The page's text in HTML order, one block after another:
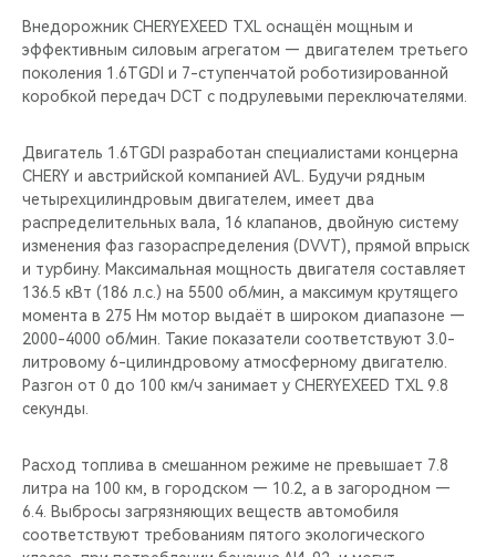
Внедорожник CHERYEXEED TXL оснащён мощным и
эффективным силовым агрегатом — двигателем третьего
поколения 1.6TGDI и 7-ступенчатой роботизированной
коробкой передач DCT с подрулевыми переключателями.
Двигатель 1.6TGDI разработан специалистами концерна
CHERY и австрийской компанией AVL. Будучи рядным
четырехцилиндровым двигателем, имеет два
распределительных вала, 16 клапанов, двойную систему
изменения фаз газораспределения (DVVT), прямой впрыск
и турбину. Максимальная мощность двигателя составляет
136.5 кВт (186 л.с.) на 5500 об/мин, а максимум крутящего
момента в 275 Нм мотор выдаёт в широком диапазоне —
2000-4000 об/мин. Такие показатели соответствуют 3.0-
литровому 6-цилиндровому атмосферному двигателю.
Разгон от 0 до 100 км/ч занимает у CHERYEXEED TXL 9.8
секунды.
Расход топлива в смешанном режиме не превышает 7.8
литра на 100 км, в городском — 10.2, а в загородном —
6.4. Выбросы загрязняющих веществ автомобиля
соответствуют требованиям пятого экологического